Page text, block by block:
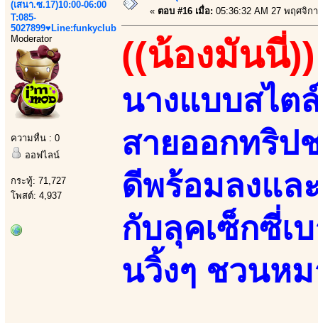
(เสนา.ซ.17)10:00-06:00
T:085-
5027899♥Line:funkyclub
Moderator
ความหื่น : 0
ออฟไลน์
กระทู้: 71,727
โพสต์: 4,937
« ตอบ #16 เมื่อ: 05:36:32 AM 27 พฤศจิก
((น้องมันนี่))
นางแบบสไต
สายออกทริป
ดีพร้อมลงแล
กับลุคเซ็กซี่เ
นวิ้งๆ ชวนห